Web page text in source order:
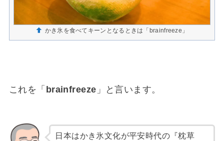
かき氷を食べてキーンとなるときは「brainfreeze」
これを「 brainfreeze 」と言います。
日本はかき氷文化が平安時代の『枕草